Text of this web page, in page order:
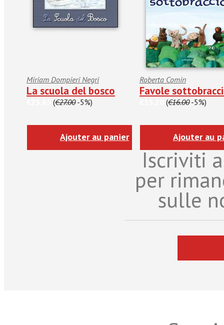
Miriam Dompieri Negri
La scuola del bosco
(€27.00-5%)
Ajouter au panier
Roberta Comin
Favole
(€16.00-5%)
Ajouter au
Iscriviti
per
sulle